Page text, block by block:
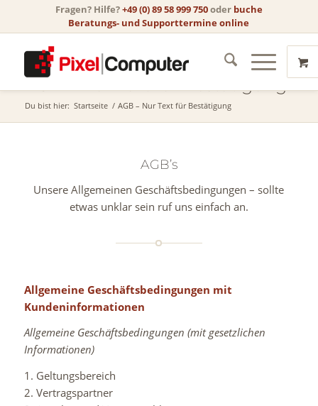
Fragen? Hilfe?+49 (0) 89 58 999 750oder buche
Beratungs- und Supporttermine online
AGB – Nur Text für Bestätigung
Du bist hier: Startseite / AGB – Nur Text für Bestätigung
AGB’s
Unsere Allgemeinen Geschäftsbedingungen – sollte
etwas unklar sein ruf uns einfach an.
Allgemeine Geschäftsbedingungen mit
Kundeninformationen
Allgemeine Geschäftsbedingungen (mit gesetzlichen
Informationen)
1. Geltungsbereich
2. Vertragspartner